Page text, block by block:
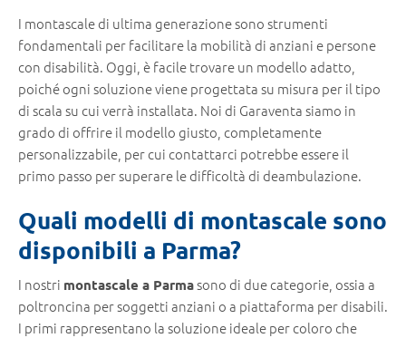
I montascale di ultima generazione sono strumenti
fondamentali per facilitare la mobilità di anziani e persone
con disabilità. Oggi, è facile trovare un modello adatto,
poiché ogni soluzione viene progettata su misura per il tipo
di scala su cui verrà installata. Noi di Garaventa siamo in
grado di offrire il modello giusto, completamente
personalizzabile, per cui contattarci potrebbe essere il
primo passo per superare le difficoltà di deambulazione.
Quali modelli di montascale sono
disponibili a Parma?
I nostri montascale a Parmasono di due categorie, ossia a
poltroncina per soggetti anziani o a piattaforma per disabili.
I primi rappresentano la soluzione ideale per coloro che